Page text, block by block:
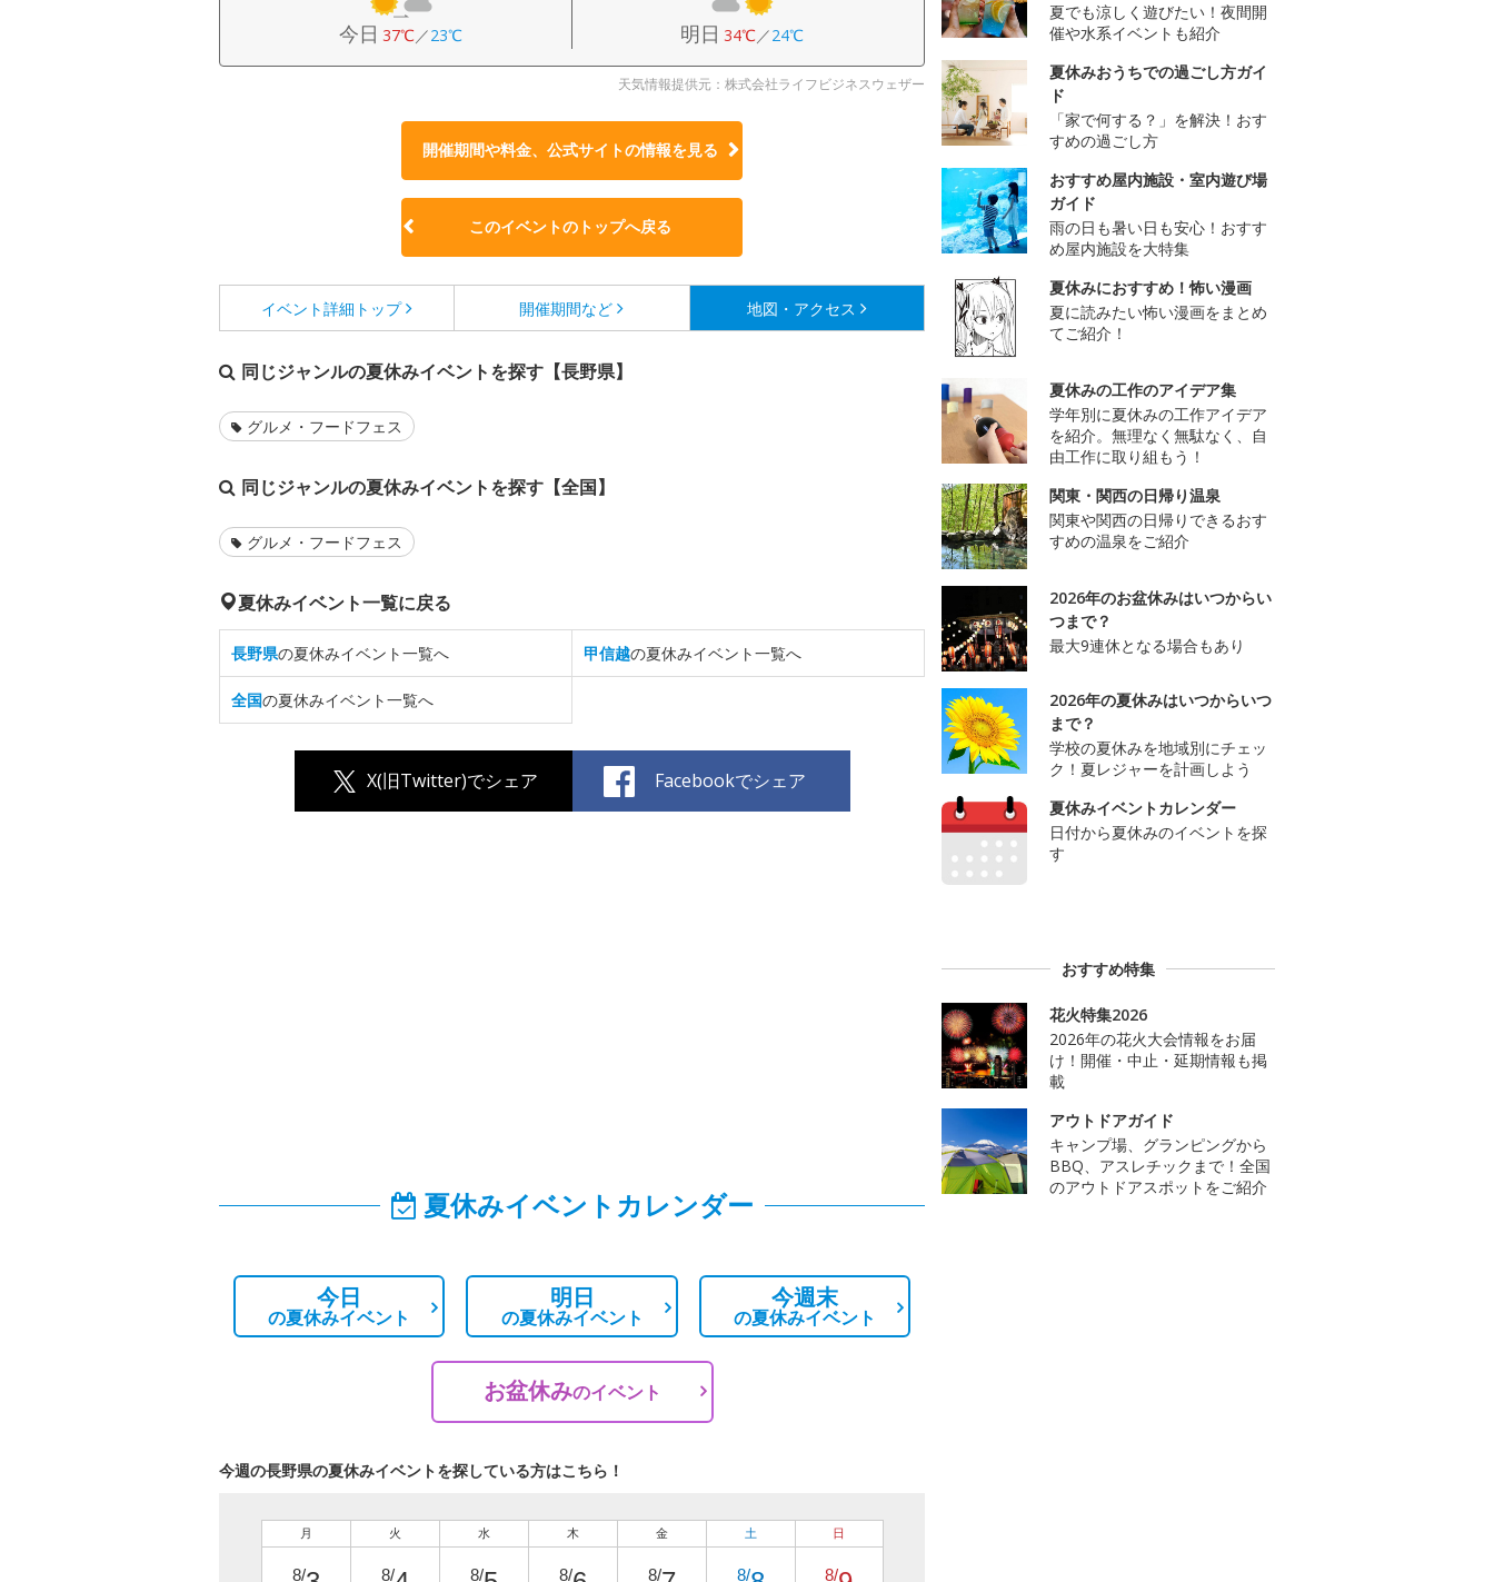
今日 37℃／23℃ 明日 34℃／24℃
天気情報提供元：株式会社ライフビジネスウェザー
開催期間や料金、公式サイトの情報を見る
このイベントのトップへ戻る
イベント詳細 トップ 開催期間など 地図・アクセス
同じジャンルの夏休みイベントを探す【長野県】
グルメ・フードフェス
同じジャンルの夏休みイベントを探す【全国】
グルメ・フードフェス
夏休みイベント一覧に戻る
長野県の夏休みイベント一覧へ 甲信越の夏休みイベント一覧へ
全国の夏休みイベント一覧へ
X(旧Twitter)でシェア Facebookでシェア
夏休みイベントカレンダー
今日
の夏休みイベント
明日
の夏休みイベント
今週末
の夏休みイベント
お盆休みのイベント
今週の長野県の夏休みイベントを探している方はこちら！
月
8/
火
8/
水
8/
木
8/
金
8/
土
8/
日
8/
夏でも涼しく遊びたい！夜間開
催や水系イベントも紹介
夏休みおうちでの過ごし方ガイ
ド
「家で何する？」を解決！おす
すめの過ごし方
おすすめ屋内施設・室内遊び場
ガイド
雨の日も暑い日も安心！おすす
め屋内施設を大特集
夏休みにおすすめ！怖い漫画
夏に読みたい怖い漫画をまとめ
てご紹介！
夏休みの工作のアイデア集
学年別に夏休みの工作アイデア
を紹介。無理なく無駄なく、自
由工作に取り組もう！
関東・関西の日帰り温泉
関東や関西の日帰りできるおす
すめの温泉をご紹介
2026年のお盆休みはいつからい
つまで？
最大9連休となる場合もあり
2026年の夏休みはいつからいつ
まで？
学校の夏休みを地域別にチェッ
ク！夏レジャーを計画しよう
夏休みイベントカレンダー
日付から夏休みのイベントを探
す
おすすめ特集
花火特集2026
2026年の花火大会情報をお届
け！開催・中止・延期情報も掲
載
アウトドアガイド
キャンプ場、グランピングから
BBQ、アスレチックまで！全国
のアウトドアスポットをご紹介